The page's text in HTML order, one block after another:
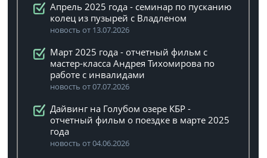
Апрель 2025 года - семинар по пусканию
колец из пузырей с Владленом
новость от 13.07.2026
Март 2025 года - отчетный фильм с
мастер-класса Андрея Тихомирова по
работе с инвалидами
новость от 07.07.2026
Дайвинг на Голубом озере КБР -
отчетный фильм о поездке в марте 2025
года
новость от 04.06.2026